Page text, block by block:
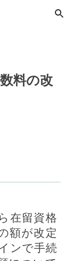
Skip to navigation
料の改
在留資格
額が改定
ンで手続